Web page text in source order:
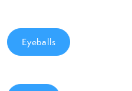
Eyeballs